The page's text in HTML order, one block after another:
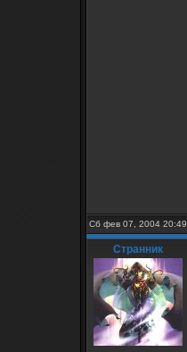
Сб фев 07, 2004 20:49
Странник